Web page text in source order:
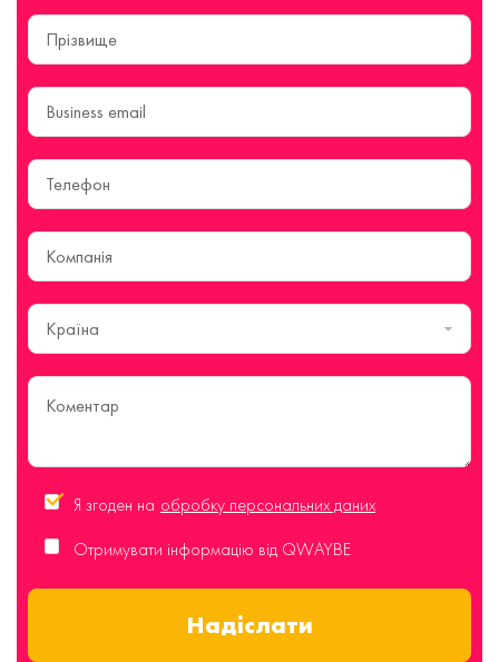
Країна
Я згоден на обробку персональних даних
Отримувати інформацію від QWAYBE
Надіслати